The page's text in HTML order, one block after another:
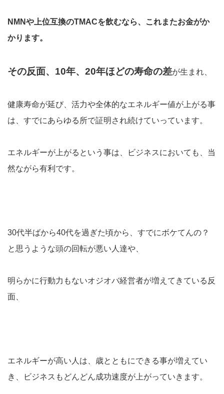
NMNや上位互換のTMACを飲むなら、これまたお金がか
かります。
その反面、10年、20年ほどの寿命の差が生まれ、
健康寿命が延び、活力や全体的なエネルギー値が上がる事
は、すでにあらゆる所で証明され続けていっています。
エネルギーが上がるという事は、ビジネスにおいても、当
然ながら有利です。
30代半ばから40代を過ぎた頃から、すでにボケてんの？
と思うような頭の回転が悪い人達や、
明らかに行動力もないオジオバ経営者が増えてきている反
面、
エネルギーが高い人は、歳とともにできる事が増えてい
き、ビジネスもどんどん成功速度が上がっていきます。